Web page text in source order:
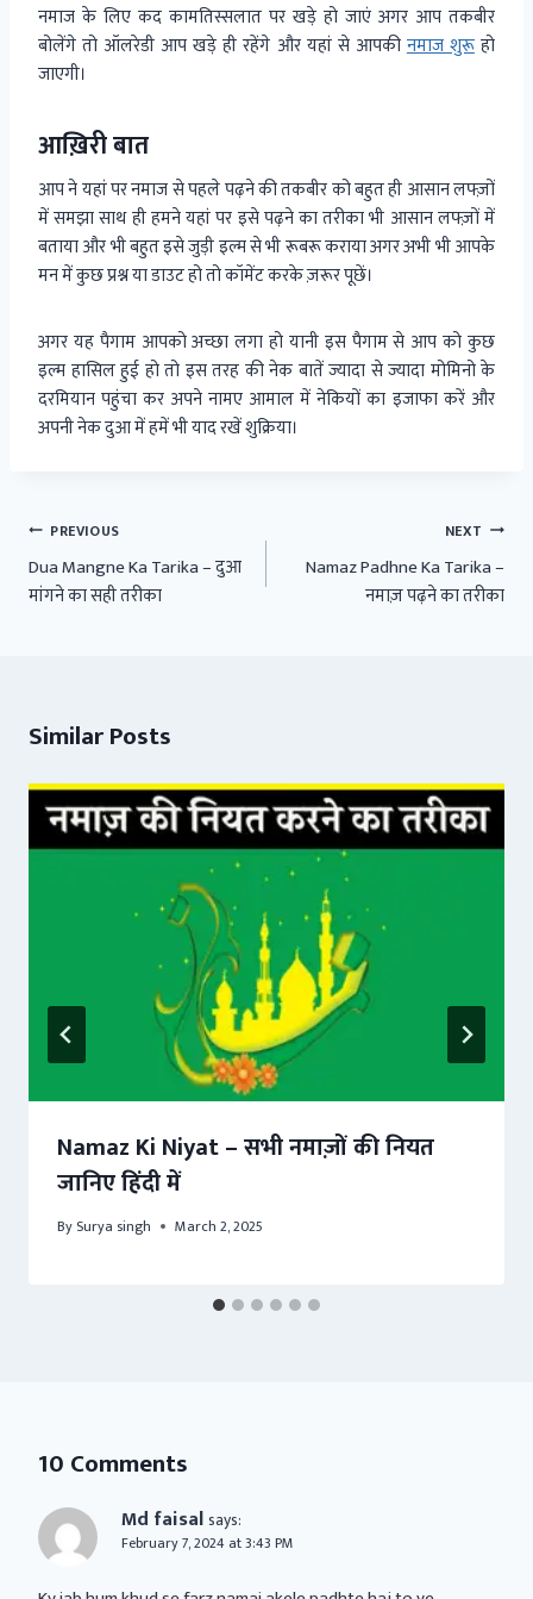
नमाज के लिए कद कामतिस्सलात पर खड़े हो जाएं अगर आप तकबीर
बोलेंगे तो ऑलरेडी आप खड़े ही रहेंगे और यहां से आपकीनमाज शुरूहो
जाएगी।
आख़िरी बात
आप ने यहां पर नमाज से पहले पढ़ने की तकबीर को बहुत ही आसान लफ्ज़ों
में समझा साथ ही हमने यहां पर इसे पढ़ने का तरीका भी आसान लफ्ज़ों में
बताया और भी बहुत इसे जुड़ी इल्म से भी रूबरू कराया अगर अभी भी आपके
मन में कुछ प्रश्न या डाउट हो तो कॉमेंट करके ज़रूर पूछें।
अगर यह पैगाम आपको अच्छा लगा हो यानी इस पैगाम से आप को कुछ
इल्म हासिल हुई हो तो इस तरह की नेक बातें ज्यादा से ज्यादा मोमिनो के
दरमियान पहुंचा कर अपने नामए आमाल में नेकियों का इजाफा करें और
अपनी नेक दुआ में हमें भी याद रखें शुक्रिया।
Post
navigation
PREVIOUS
Dua Mangne Ka Tarika – दुआ
मांगने का सही तरीका
NEXT
Namaz Padhne Ka Tarika –
नमाज़ पढ़ने का तरीका
Similar Posts
Namaz Ki Niyat – सभी नमाज़ों की नियत
जानिए हिंदी में
By Surya singh March 2, 2025
10 Comments
Md faisalsays:
February 7, 2024 at 3:43 PM